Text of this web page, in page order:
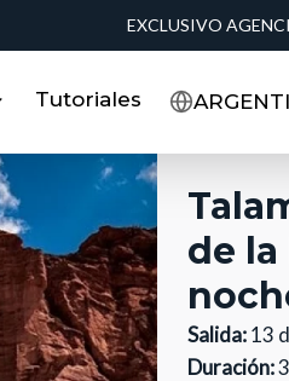
EXCLUSIVO
Tutoriales
de la
Salida:13
Duración: